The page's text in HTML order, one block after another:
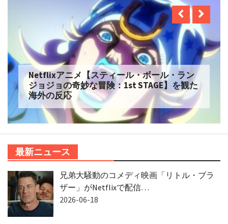
Netflixアニメ【スティール・ボール・ラン
ジョジョの奇妙な冒険：1st STAGE】を観た
海外の反応
最新ニュース
兄弟大騒動のコメディ映画「リトル・ブラ
ザー」がNetflixで配信…
2026-06-18